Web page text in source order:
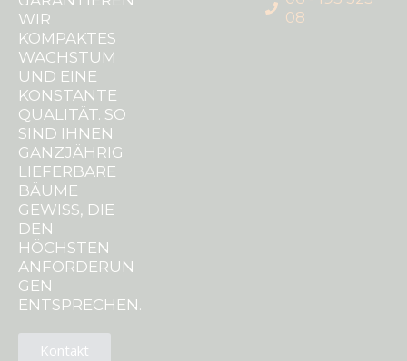
WIR
KOMPAKTES
WACHSTUM
UND EINE
KONSTANTE
QUALITÄT. SO
SIND IHNEN
GANZJÄHRIG
LIEFERBARE
BÄUME
GEWISS, DIE
DEN
HÖCHSTEN
ANFORDERUN
GEN
ENTSPRECHEN.
Kontakt
08